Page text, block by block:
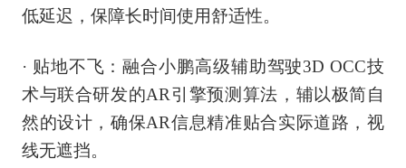
低延迟，保障长时间使用舒适性。
· 贴地不飞：融合小鹏高级辅助驾驶3D OCC技
术与联合研发的AR引擎预测算法，辅以极简自
然的设计，确保AR信息精准贴合实际道路，视
线无遮挡。